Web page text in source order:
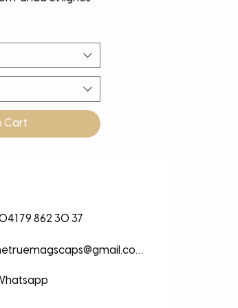
Cart
79 862 30 37
thetruemagscaps@gmail.com